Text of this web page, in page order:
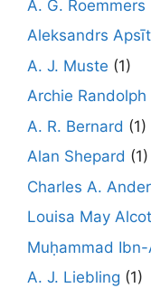
A. G. Roemmers
Aleksandrs
A. J. Muste (1)
Archie Randolph
A. R. Bernard (1)
Alan Shepard (1)
Charles A.
Louisa May
Muḥammad
A. J. Liebling (1)